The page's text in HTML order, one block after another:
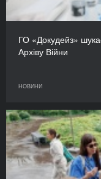
ГО «Докудейз»
Архіву Війни
НОВИНИ